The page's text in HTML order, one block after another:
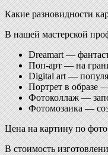
Какие разновидности
В нашей мастерской
Dreamart —
Поп-арт — на
Digital art —
Портрет в образе
Фотоколлаж —
Фотомозаика —
Цена на картину по фото
В стоимость